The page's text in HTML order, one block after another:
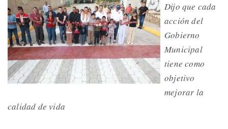
Dijo que cada
acción del
Gobierno
Municipal
tiene como
objetivo
mejorar la
calidad de vida